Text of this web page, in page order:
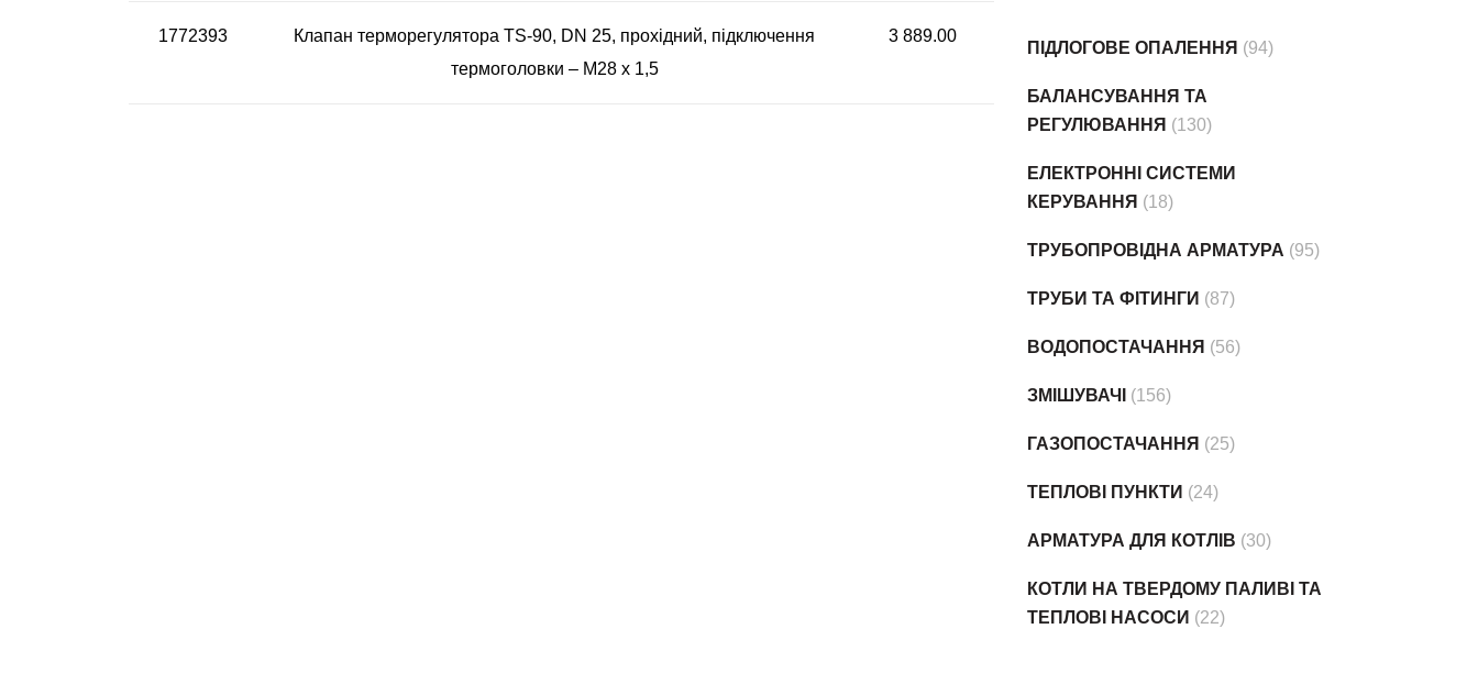
1772393
Клапан терморегулятора TS-90, DN 25, прохідний, підключення
термоголовки – М28 х 1,5
3 889.00
ПІДЛОГОВЕ ОПАЛЕННЯ (94)
БАЛАНСУВАННЯ ТА
РЕГУЛЮВАННЯ (130)
ЕЛЕКТРОННІ СИСТЕМИ
КЕРУВАННЯ (18)
ТРУБОПРОВІДНА АРМАТУРА (95)
ТРУБИ ТА ФІТИНГИ (87)
ВОДОПОСТАЧАННЯ (56)
ЗМІШУВАЧІ (156)
ГАЗОПОСТАЧАННЯ (25)
ТЕПЛОВІ ПУНКТИ (24)
АРМАТУРА ДЛЯ КОТЛІВ (30)
КОТЛИ НА ТВЕРДОМУ ПАЛИВІ ТА
ТЕПЛОВІ НАСОСИ (22)